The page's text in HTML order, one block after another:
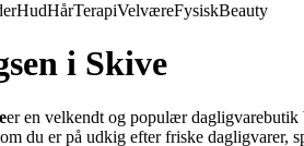
HudHårTerapiVelværeFysiskBeauty
i Skive
er en velkendt og populær dagligvarebutik
du er på udkig efter friske dagligvarer,